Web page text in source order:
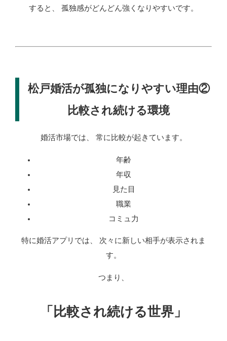
すると、 孤独感がどんどん強くなりやすいです。
松戸婚活が孤独になりやすい理由②
比較され続ける環境
婚活市場では、 常に比較が起きています。
年齢
年収
見た目
職業
コミュ力
特に婚活アプリでは、 次々に新しい相手が表示されま
す。
つまり、
「比較され続ける世界」